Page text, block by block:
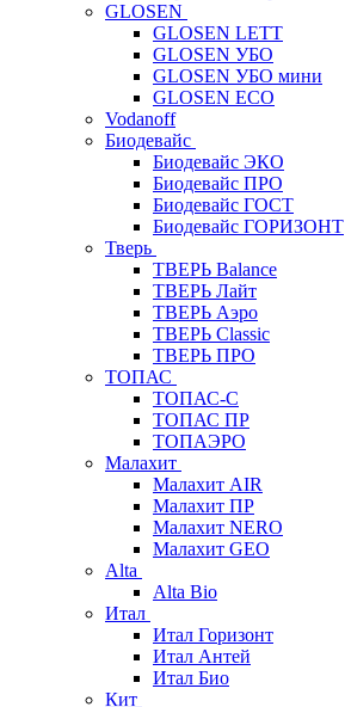
GLOSEN
GLOSEN LETT
GLOSEN УБО
GLOSEN УБО мини
GLOSEN ECO
Vodanoff
Биодевайс
Биодевайс ЭКО
Биодевайс ПРО
Биодевайс ГОСТ
Биодевайс ГОРИЗОНТ
Тверь
ТВЕРЬ Balance
ТВЕРЬ Лайт
ТВЕРЬ Аэро
ТВЕРЬ Classic
ТВЕРЬ ПРО
ТОПАС
ТОПАС-С
ТОПАС ПР
ТОПАЭРО
Малахит
Малахит AIR
Малахит ПР
Малахит NERO
Малахит GEO
Alta
Alta Bio
Итал
Итал Горизонт
Итал Антей
Итал Био
Кит